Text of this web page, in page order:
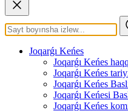
Joqarǵı Keńes
Joqarǵı Keńes
Joqarǵı Keńes
Joqarǵı Keńes
Joqarǵı Keńesi
Joqarǵı Keńes